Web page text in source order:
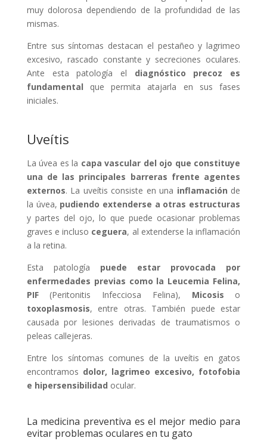
muy dolorosa dependiendo de la profundidad de las
mismas.
Entre sus síntomas destacan el pestañeo y lagrimeo
excesivo, rascado constante y secreciones oculares.
Ante esta patología el diagnóstico precoz es
fundamental que permita atajarla en sus fases
iniciales.
Uveítis
La úvea es la capa vascular del ojo que constituye
una de las principales barreras frente agentes
externos. La uveítis consiste en una inflamación de
la úvea, pudiendo extenderse a otras estructuras
y partes del ojo, lo que puede ocasionar problemas
graves e incluso ceguera, al extenderse la inflamación
a la retina.
Esta patología puede estar provocada por
enfermedades previas como la Leucemia Felina,
PIF(Peritonitis Infecciosa Felina), Micosis o
toxoplasmosis, entre otras. También puede estar
causada por lesiones derivadas de traumatismos o
peleas callejeras.
Entre los síntomas comunes de la uveítis en gatos
encontramos dolor, lagrimeo excesivo, fotofobia
e hipersensibilidad ocular.
La medicina preventiva es el mejor medio para
evitar problemas oculares en tu gato